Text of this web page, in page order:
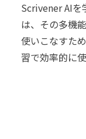
Scrivener AIを
は、その多機
使いこなすた
習で効率的に